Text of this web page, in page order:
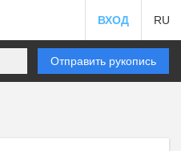
ВХОД RU
Отправить рукопись